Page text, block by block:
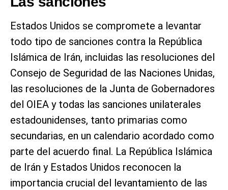
Estados Unidos se compromete a levantar
todo tipo de sanciones contra la República
Islámica de Irán, incluidas las resoluciones del
Consejo de Seguridad de las Naciones Unidas,
las resoluciones de la Junta de Gobernadores
del OIEA y todas las sanciones unilaterales
estadounidenses, tanto primarias como
secundarias, en un calendario acordado como
parte del acuerdo final. La República Islámica
de Irán y Estados Unidos reconocen la
importancia crucial del levantamiento de las